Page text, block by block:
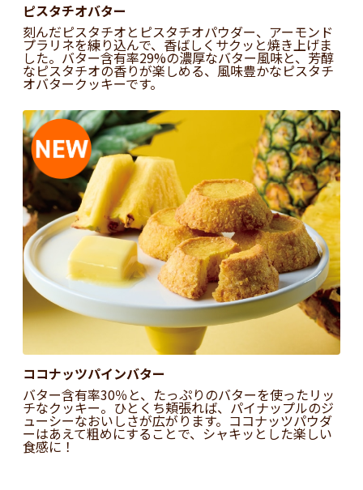
ピスタチオバター
刻んだピスタチオとピスタチオパウダー、アーモンド
プラリネを練り込んで、香ばしくサクッと焼き上げま
した。バター含有率29%の濃厚なバター風味と、芳醇
なピスタチオの香りが楽しめる、風味豊かなピスタチ
オバタークッキーです。
ココナッツパインバター
バター含有率30％と、たっぷりのバターを使ったリッ
チなクッキー。ひとくち頬張れば、パイナップルのジ
ューシーなおいしさが広がります。ココナッツパウダ
ーはあえて粗めにすることで、シャキッとした楽しい
食感に！